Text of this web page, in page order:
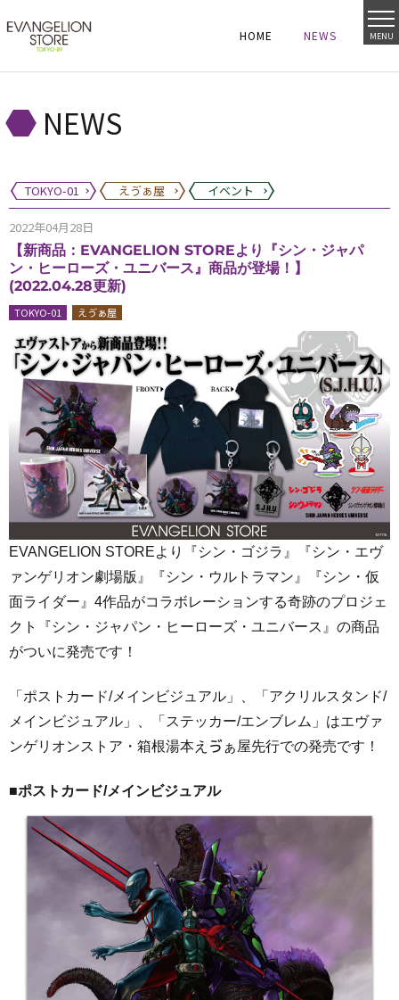
MENU
HOME
HOME NEWS
NEWS
NEWS
TOKYO-01 えゔぁ屋 イベント
2022年04月28日
【新商品：EVANGELION STOREより『シン・ジャパ
ン・ヒーローズ・ユニバース』商品が登場！】
(2022.04.28更新)
TOKYO-01 えゔぁ屋
EVANGELION STOREより『シン・ゴジラ』『シン・エヴ
ァンゲリオン劇場版』『シン・ウルトラマン』『シン・仮
面ライダー』4作品がコラボレーションする奇跡のプロジェ
クト『シン・ジャパン・ヒーローズ・ユニバース』の商品
がついに発売です！
「ポストカード/メインビジュアル」、「アクリルスタンド/
メインビジュアル」、「ステッカー/エンブレム」はエヴァ
ンゲリオンストア・箱根湯本えゔぁ屋先行での発売です！
■ポストカード/メインビジュアル